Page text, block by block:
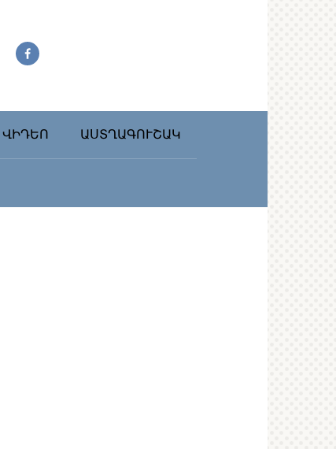
ՎԻԴԵՈ ԱՍՏՂԱԳՈՒՇԱԿ